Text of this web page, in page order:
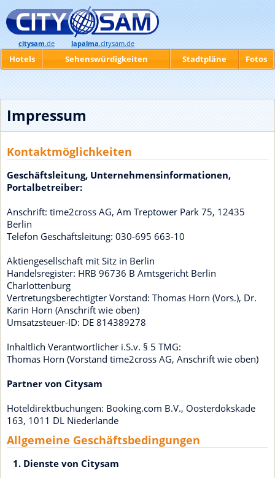
Impressum
Kontaktmöglichkeiten
Geschäftsleitung, Unternehmensinformationen,
Portalbetreiber:
Anschrift: time2cross AG, Am Treptower Park 75, 12435
Berlin
Telefon Geschäftsleitung: 030-695 663-10
Aktiengesellschaft mit Sitz in Berlin
Handelsregister: HRB 96736 B Amtsgericht Berlin
Charlottenburg
Vertretungsberechtigter Vorstand: Thomas Horn (Vors.), Dr.
Karin Horn (Anschrift wie oben)
Umsatzsteuer-ID: DE 814389278
Inhaltlich Verantwortlicher i.S.v. § 5 TMG:
Thomas Horn (Vorstand time2cross AG, Anschrift wie oben)
Partner von Citysam
Hoteldirektbuchungen: Booking.com B.V., Oosterdokskade
163, 1011 DL Niederlande
Allgemeine Geschäftsbedingungen
1. Dienste von Citysam
citysam.de lapalma.citysam.de
Hotels Sehenswürdigkeiten Stadtpläne Fotos